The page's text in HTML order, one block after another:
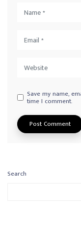
Save my name,
time I comment.
Search